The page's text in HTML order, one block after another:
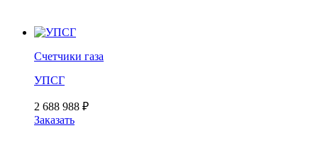
Счетчики газа
УПСГ
2 688 988 ₽
Заказать